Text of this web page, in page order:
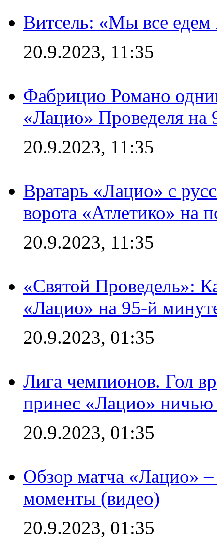
Витсель: «Мы все едем
20.9.2023, 11:35
Фабрицио Романо
«Лацио» Проведеля на
20.9.2023, 11:35
Вратарь «Лацио» с
ворота «Атлетико» на
20.9.2023, 11:35
«Святой Проведель»:
«Лацио» на 95-й
20.9.2023, 01:35
Лига чемпионов. Гол
принес «Лацио» ничью
20.9.2023, 01:35
Обзор матча «Лацио»
моменты (видео)
20.9.2023, 01:35